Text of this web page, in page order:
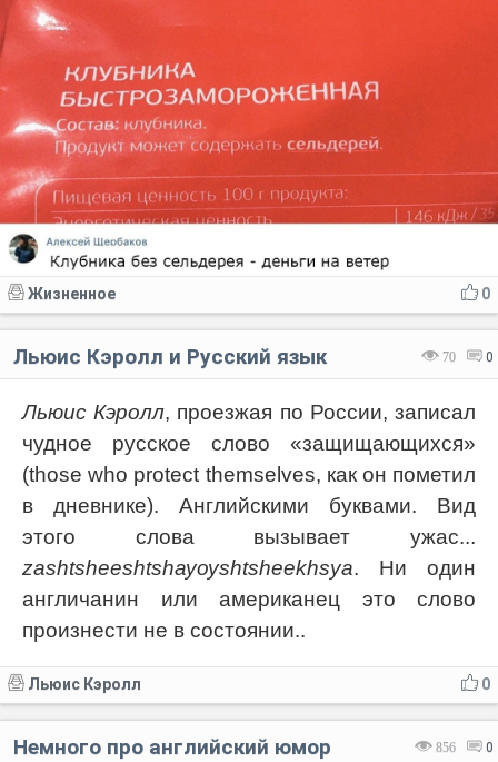
0
Жизненное
70 0
Льюис Кэролл и Русский язык
Льюис Кэролл, проезжая по России, записал
чудное русское слово «защищающихся»
(thоsе whо рrоtесt thеmsеlvеs, как он пометил
в дневнике). Английскими буквами. Вид
этого слова вызывает ужас...
zаshtshееshtshауоуshtshееkhsуа. Ни один
англичанин или американец это слово
произнести не в состоянии..
0
Льюис Кэролл
856 0
Немного про английский юмор